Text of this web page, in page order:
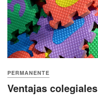
PERMANENTE
Ventajas colegiales